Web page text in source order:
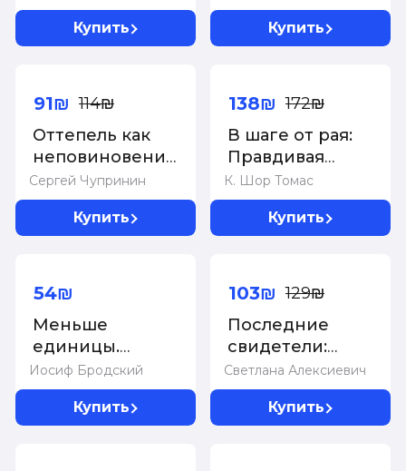
Купить
Ельцина
Купить
Сергей Чупринин
Оттепель как
неповиновение.
Чупринин С.И.
91₪ 114₪
Купить
К. Шор Томас
В шаге от рая:
Правдивая
история
путешествия
тибетского
138₪ 172₪
Купить
Иосиф Бродский
Меньше
единицы.
Избранные
эссе
54₪
Купить
Светлана Алексиевич
Последние
свидетели:
Соло для
детского
голоса. 13-е изд
103₪ 129₪
Купить